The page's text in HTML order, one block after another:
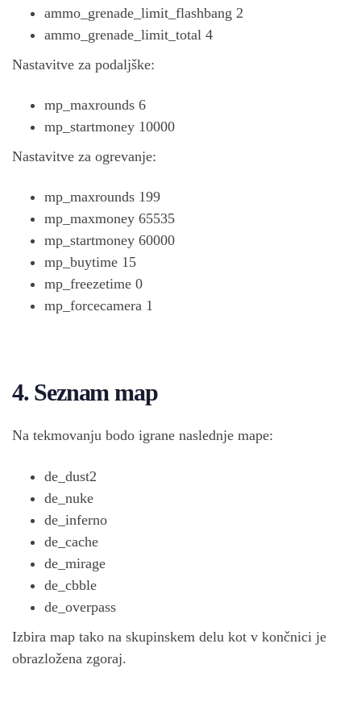
ammo_grenade_limit_flashbang 2
ammo_grenade_limit_total 4
Nastavitve za podaljške:
mp_maxrounds 6
mp_startmoney 10000
Nastavitve za ogrevanje:
mp_maxrounds 199
mp_maxmoney 65535
mp_startmoney 60000
mp_buytime 15
mp_freezetime 0
mp_forcecamera 1
4. Seznam map
Na tekmovanju bodo igrane naslednje mape:
de_dust2
de_nuke
de_inferno
de_cache
de_mirage
de_cbble
de_overpass
Izbira map tako na skupinskem delu kot v končnici je
obrazložena zgoraj.